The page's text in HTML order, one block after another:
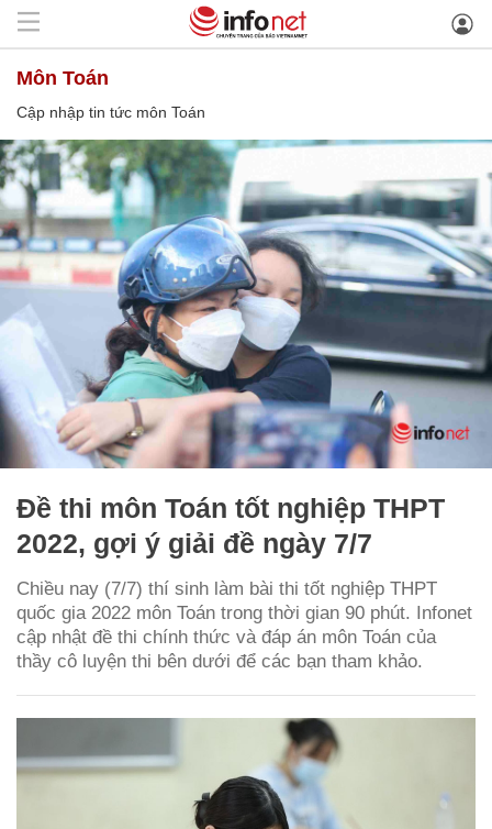
môn Toán
Cập nhập tin tức môn Toán
Đề thi môn Toán tốt nghiệp THPT
2022, gợi ý giải đề ngày 7/7
Chiều nay (7/7) thí sinh làm bài thi tốt nghiệp THPT
quốc gia 2022 môn Toán trong thời gian 90 phút. Infonet
cập nhật đề thi chính thức và đáp án môn Toán của
thầy cô luyện thi bên dưới để các bạn tham khảo.